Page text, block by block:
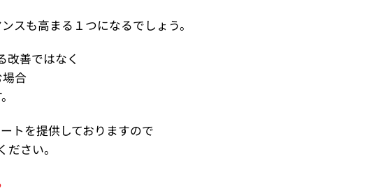
スも高まる１つになるでしょう。
改善ではなく
合
トを提供しておりますので
さい。